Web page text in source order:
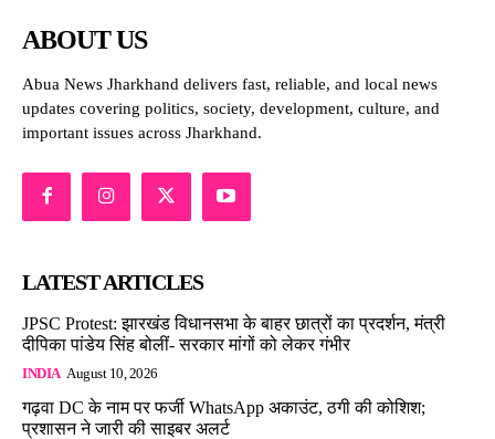
ABOUT US
Abua News Jharkhand delivers fast, reliable, and local news
updates covering politics, society, development, culture, and
important issues across Jharkhand.
LATEST ARTICLES
JPSC Protest: झारखंड विधानसभा के बाहर छात्रों का प्रदर्शन, मंत्री
दीपिका पांडेय सिंह बोलीं- सरकार मांगों को लेकर गंभीर
INDIA August 10, 2026
गढ़वा DC के नाम पर फर्जी WhatsApp अकाउंट, ठगी की कोशिश;
प्रशासन ने जारी की साइबर अलर्ट